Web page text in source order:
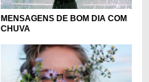
MENSAGENS DE BOM DIA COM
CHUVA